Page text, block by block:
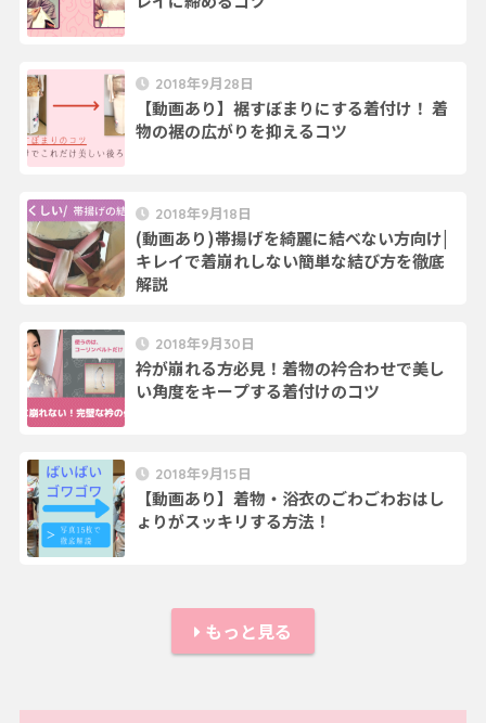
2018年9月28日
【動画あり】裾すぼまりにする着付け！ 着
物の裾の広がりを抑えるコツ
2018年9月18日
(動画あり)帯揚げを綺麗に結べない方向け|
キレイで着崩れしない簡単な結び方を徹底
解説
2018年9月30日
衿が崩れる方必見！着物の衿合わせで美し
い角度をキープする着付けのコツ
2018年9月15日
【動画あり】着物・浴衣のごわごわおはし
ょりがスッキリする方法！
もっと見る